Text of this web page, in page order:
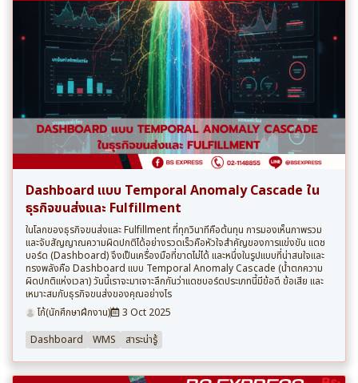
Dashboard แบบ Temporal Anomaly Cascade ใน
ธุรกิจขนส่งและ Fulfillment
ในโลกของธุรกิจขนส่งและ Fulfillment ที่ทุกวินาทีคือต้นทุน การมองเห็นภาพรวม
และจับสัญญาณความผิดปกติได้อย่างรวดเร็วคือหัวใจสำคัญของการแข่งขัน แดช
บอร์ด (Dashboard) จึงเป็นเครื่องมือที่ขาดไม่ได้ และหนึ่งในรูปแบบที่น่าสนใจและ
ทรงพลังคือ Dashboard แบบ Temporal Anomaly Cascade (น้ำตกความ
ผิดปกติแห่งเวลา) วันนี้เราจะมาเจาะลึกกันว่าแดชบอร์ดประเภทนี้มีข้อดี ข้อเสีย และ
เหมาะสมกับธุรกิจขนส่งของคุณอย่างไร
โก้(นักศึกษาฝึกงาน)
3 Oct 2025
Dashboard
WMS สาระน่ารู้